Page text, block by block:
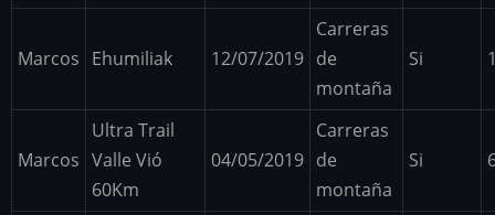
Marcos Ehumiliak 12/07/2019
Carreras
de
montaña
Si
Marcos
Ultra Trail
Valle Vió
60Km
04/05/2019
Carreras
de
montaña
Si